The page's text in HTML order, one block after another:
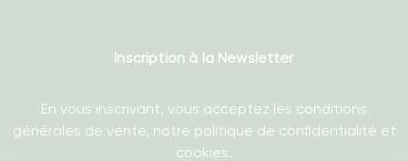
Inscription à la Newsletter
En vous inscrivant, vous acceptez les conditions
générales de vente, notre politique de confidentialité et
cookies.